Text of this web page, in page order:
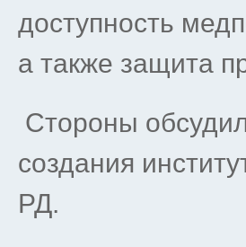
доступность
а также защита
Стороны
создания
РД.